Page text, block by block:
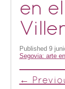
en
Published 9
Segovia: arte
←